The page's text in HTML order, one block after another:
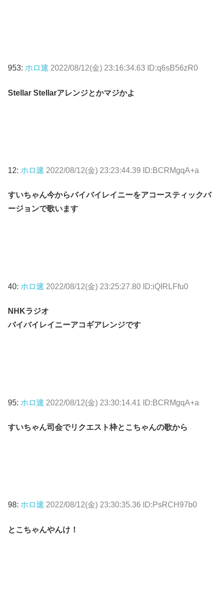
953: ホロ速 2022/08/12(金) 23:16:34.63 ID:q6sB56zR0
Stellar Stellarアレンジとかマジかよ
12: ホロ速 2022/08/12(金) 23:23:44.39 ID:BCRMgqA+a
すいちゃん今からバイバイレイニーをアコースティックバ
ージョンで歌います
40: ホロ速 2022/08/12(金) 23:25:27.80 ID:iQIRLFfu0
NHKラジオ
バイバイレイニーアコギアレンジです
95: ホロ速 2022/08/12(金) 23:30:14.41 ID:BCRMgqA+a
すいちゃん司会でリクエスト枠とこちゃんの歌から
98: ホロ速 2022/08/12(金) 23:30:35.36 ID:PsRCH97b0
とこちゃんやんけ！